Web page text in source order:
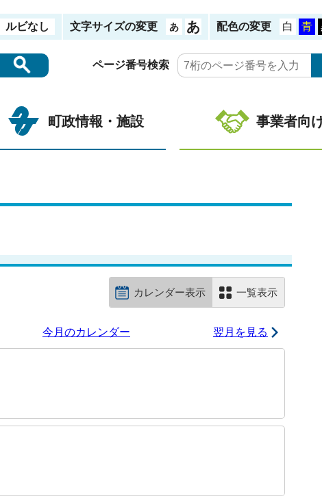
ルビなし 文字サイズの変更 配色の変更
ページ番号検索
町政情報・施設 事業者向
カレンダー表示 一覧表示
今月のカレンダー 翌月を見る